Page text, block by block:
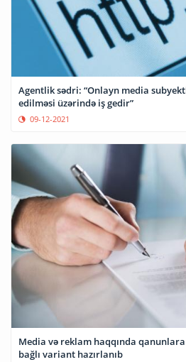
Agentlik sədri: “Onlayn media
edilməsi üzərində iş gedir”
09-12-2021
Media və reklam haqqında
bağlı variant hazırlanıb